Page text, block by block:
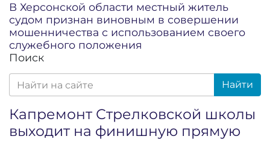
В Херсонской области местный житель
судом признан виновным в совершении
мошенничества с использованием своего
служебного положения
Поиск
Найти
Капремонт Стрелковской школы
выходит на финишную прямую